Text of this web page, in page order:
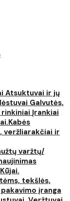
Atsuktuvai ir jų
Galvutės,
Įrankiai
veržliarakčiai ir
varžtų/
tekšlės,
įranga